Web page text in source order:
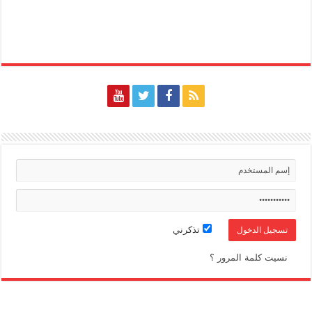
تذكرني
نسيت كلمة المرور ؟